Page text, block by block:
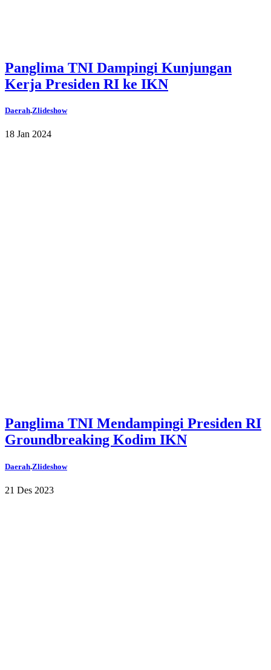
Panglima TNI Dampingi Kunjungan
Kerja Presiden RI ke IKN
Daerah.Zlideshow
18 Jan 2024
Panglima TNI Mendampingi Presiden RI
Groundbreaking Kodim IKN
Daerah.Zlideshow
21 Des 2023